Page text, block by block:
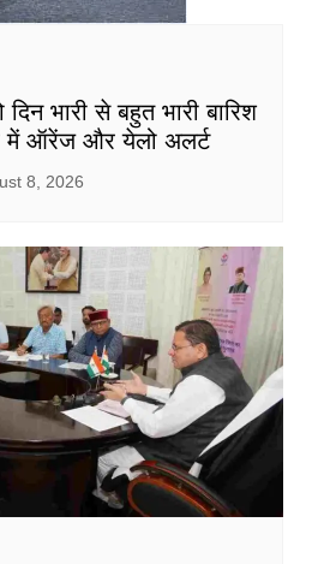
भारी से बहुत भारी बारिश
में ऑरेंज और येलो अलर्ट
8, 2026